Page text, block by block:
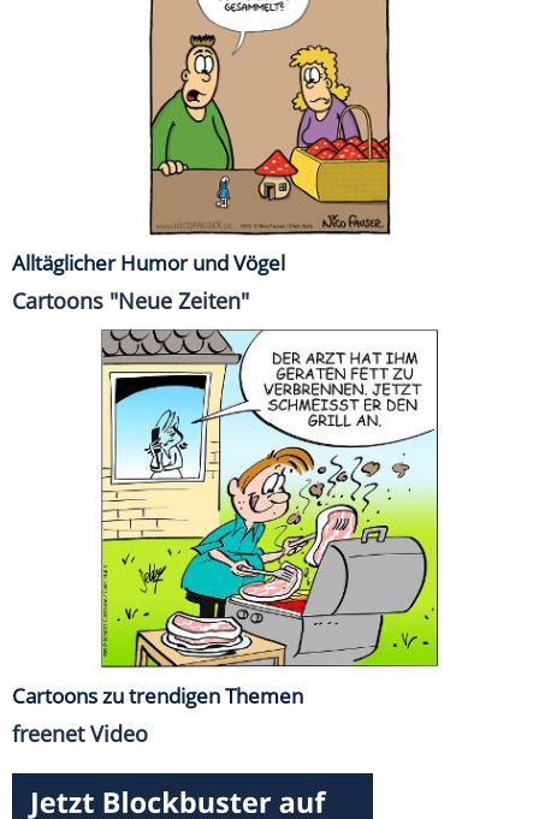
Alltäglicher Humor und Vögel
Cartoons "Neue Zeiten"
Cartoons zu trendigen Themen
freenet Video